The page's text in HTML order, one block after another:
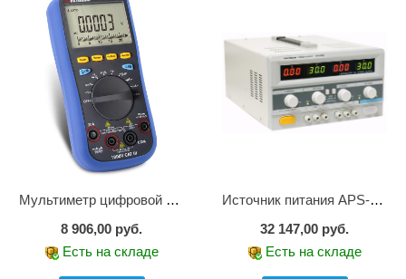
Мультиметр цифровой АММ-1221
8 906,00 руб.
Есть на складе
Источник питания APS-2236
32 147,00 руб.
Есть на складе